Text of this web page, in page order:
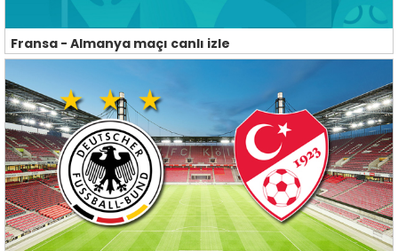
Fransa - Almanya maçı canlı izle